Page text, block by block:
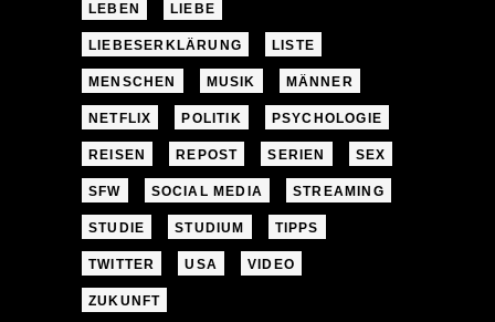
LEBEN LIEBE
LIEBESERKLÄRUNG LISTE
MENSCHEN MUSIK MÄNNER
NETFLIX POLITIK PSYCHOLOGIE
REISEN REPOST SERIEN SEX
SFW SOCIAL MEDIA STREAMING
STUDIE STUDIUM TIPPS
TWITTER USA VIDEO
ZUKUNFT